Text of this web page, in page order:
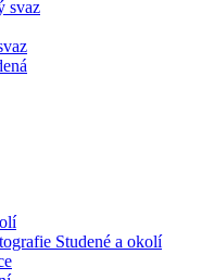
svaz
Studené a okolí